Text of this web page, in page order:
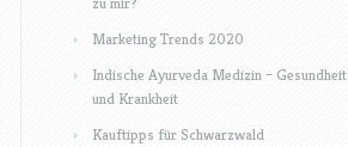
Marketing Trends 2020
Indische Ayurveda Medizin – Gesundheit
und Krankheit
Kauftipps für Schwarzwald